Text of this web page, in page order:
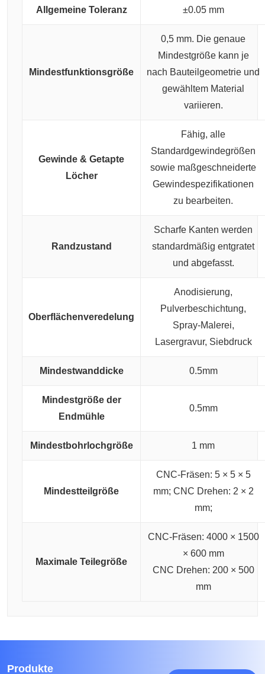
Allgemeine Toleranz ±0.05 mm
Mindestfunktionsgröße
0,5 mm. Die genaue
Mindestgröße kann je
nach Bauteilgeometrie und
gewähltem Material
variieren.
Gewinde & Getapte
Löcher
Fähig, alle
Standardgewindegrößen
sowie maßgeschneiderte
Gewindespezifikationen
zu bearbeiten.
Randzustand
Scharfe Kanten werden
standardmäßig entgratet
und abgefasst.
Oberflächenveredelung
Anodisierung,
Pulverbeschichtung,
Spray-Malerei,
Lasergravur, Siebdruck
Mindestwanddicke 0.5mm
Mindestgröße der
Endmühle
0.5mm
Mindestbohrlochgröße 1 mm
Mindestteilgröße
CNC-Fräsen: 5 × 5 × 5
mm; CNC Drehen: 2 × 2
mm;
Maximale Teilegröße
CNC-Fräsen: 4000 × 1500
× 600 mm
CNC Drehen: 200 × 500
mm
Produkte